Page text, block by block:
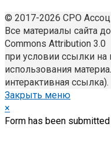
© 2017-2026 СРО
Все материалы сайта
Commons Attribution 3.0
при условии ссылки на
использования
интерактивная ссылка).
Закрыть меню
×
Form has been